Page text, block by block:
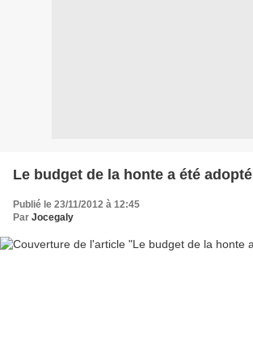
Le budget de la honte a été adopté
Publié le 23/11/2012 à 12:45
Par Jocegaly